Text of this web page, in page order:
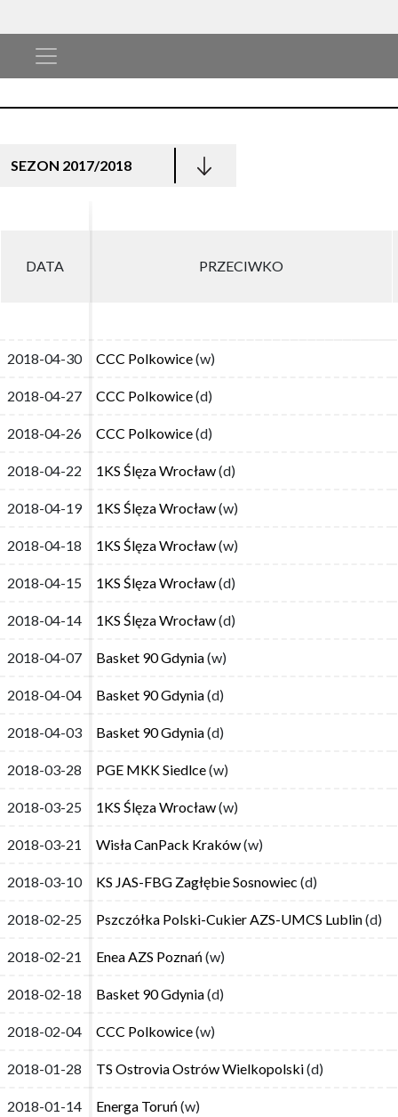
SEZON 2017/2018
DATA PRZECIWKO
2018-04-30 CCC Polkowice(w)
2018-04-27 CCC Polkowice(d)
2018-04-26 CCC Polkowice(d)
2018-04-22 1KS Ślęza Wrocław(d)
2018-04-19 1KS Ślęza Wrocław(w)
2018-04-18 1KS Ślęza Wrocław(w)
2018-04-15 1KS Ślęza Wrocław(d)
2018-04-14 1KS Ślęza Wrocław(d)
2018-04-07 Basket 90 Gdynia(w)
2018-04-04 Basket 90 Gdynia(d)
2018-04-03 Basket 90 Gdynia(d)
2018-03-28 PGE MKK Siedlce(w)
2018-03-25 1KS Ślęza Wrocław(w)
2018-03-21 Wisła CanPack Kraków(w)
2018-03-10 KS JAS-FBG Zagłębie Sosnowiec (d)
2018-02-25 Pszczółka Polski-Cukier AZS-UMCS Lublin(d)
2018-02-21 Enea AZS Poznań (w)
2018-02-18 Basket 90 Gdynia(d)
2018-02-04 CCC Polkowice(w)
2018-01-28 TS Ostrovia Ostrów Wielkopolski(d)
2018-01-14 Energa Toruń (w)
DATA PRZECIWKO
2018-04-30 CCC Polkowice(w)
2018-04-27 CCC Polkowice(d)
2018-04-26 CCC Polkowice(d)
2018-04-22 1KS Ślęza Wrocław(d)
2018-04-19 1KS Ślęza Wrocław(w)
2018-04-18 1KS Ślęza Wrocław(w)
2018-04-15 1KS Ślęza Wrocław(d)
2018-04-14 1KS Ślęza Wrocław(d)
2018-04-07 Basket 90 Gdynia(w)
2018-04-04 Basket 90 Gdynia(d)
2018-04-03 Basket 90 Gdynia(d)
2018-03-28 PGE MKK Siedlce(w)
2018-03-25 1KS Ślęza Wrocław(w)
2018-03-21 Wisła CanPack Kraków(w)
2018-03-10 KS JAS-FBG Zagłębie Sosnowiec (d)
2018-02-25 Pszczółka Polski-Cukier AZS-UMCS Lublin(d)
2018-02-21 Enea AZS Poznań (w)
2018-02-18 Basket 90 Gdynia(d)
2018-02-04 CCC Polkowice(w)
2018-01-28 TS Ostrovia Ostrów Wielkopolski(d)
2018-01-14 Energa Toruń (w)